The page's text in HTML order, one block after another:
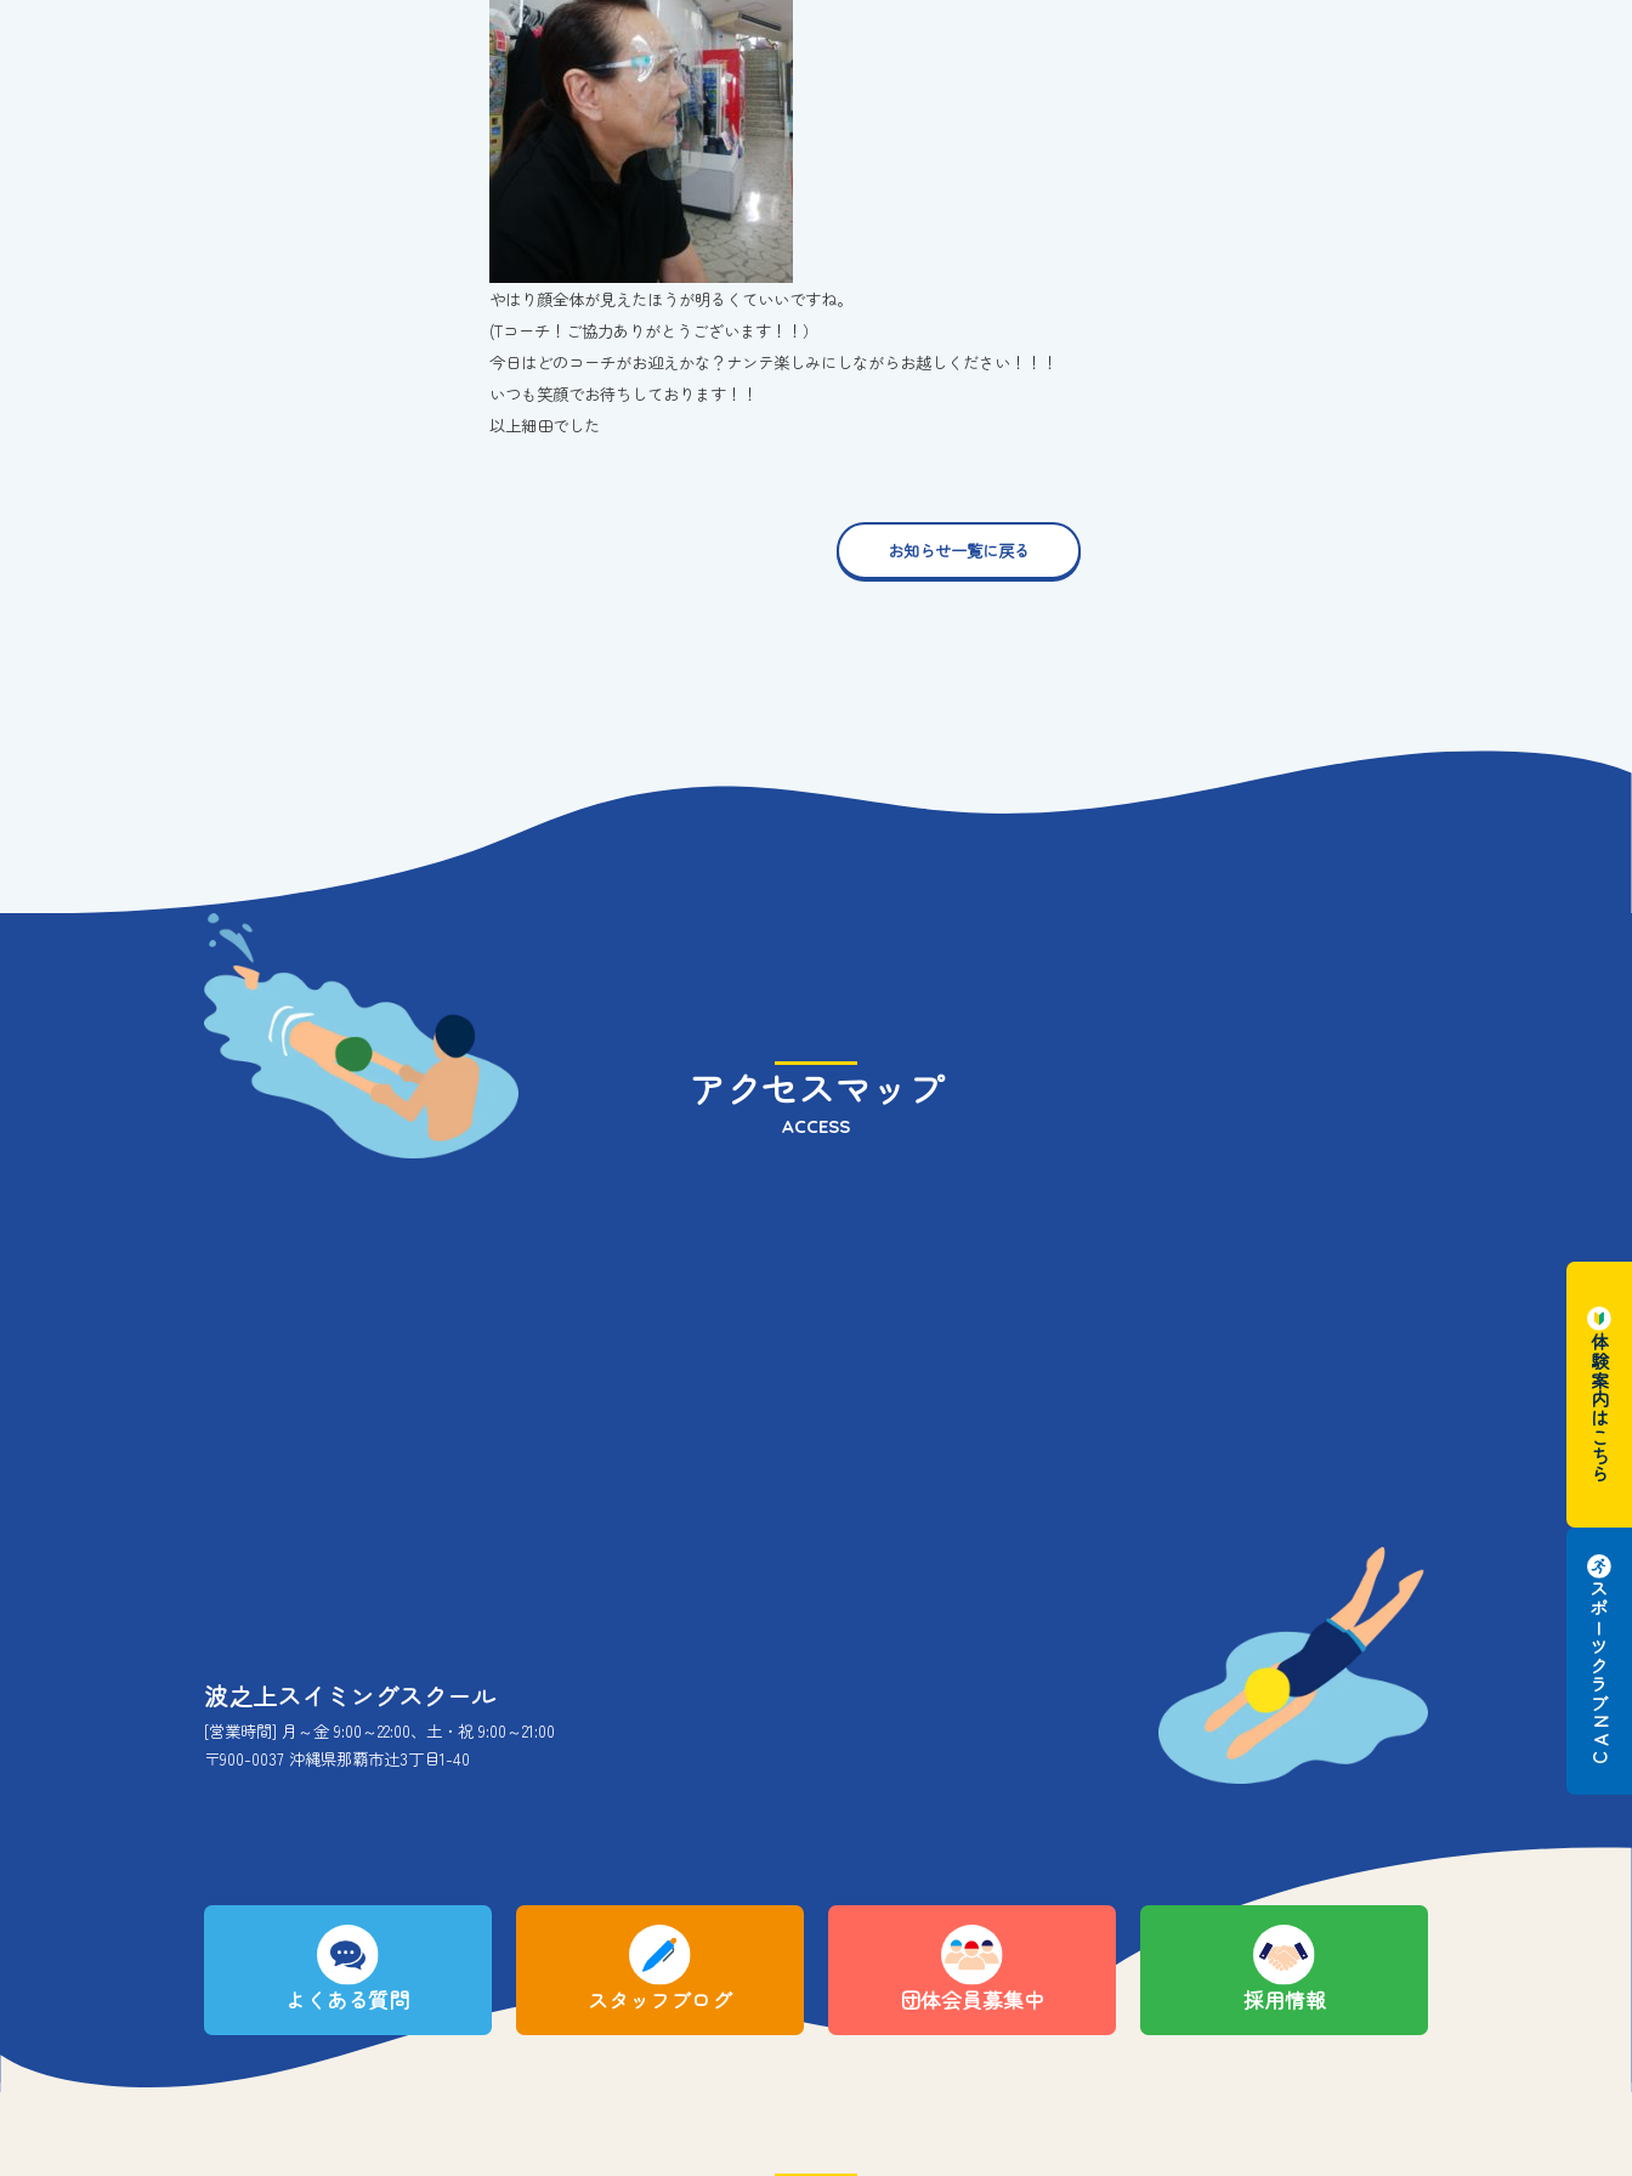
やはり顔全体が見えたほうが明るくていいですね。
(Tコーチ！ご協力ありがとうございます！！）
今日はどのコーチがお迎えかな？ナンテ楽しみにしながらお越しください！！！
いつも笑顔でお待ちしております！！
以上細田でした
お知らせ一覧に戻る
アクセスマップ
ACCESS
波之上スイミングスクール
[営業時間] 月～金 9:00～22:00、土・祝 9:00～21:00
〒900-0037 沖縄県那覇市辻3丁目1-40
よくある質問 スタッフブログ 団体会員募集中 採用情報
体験案内はこちら
スポーツクラブ
N
A
C